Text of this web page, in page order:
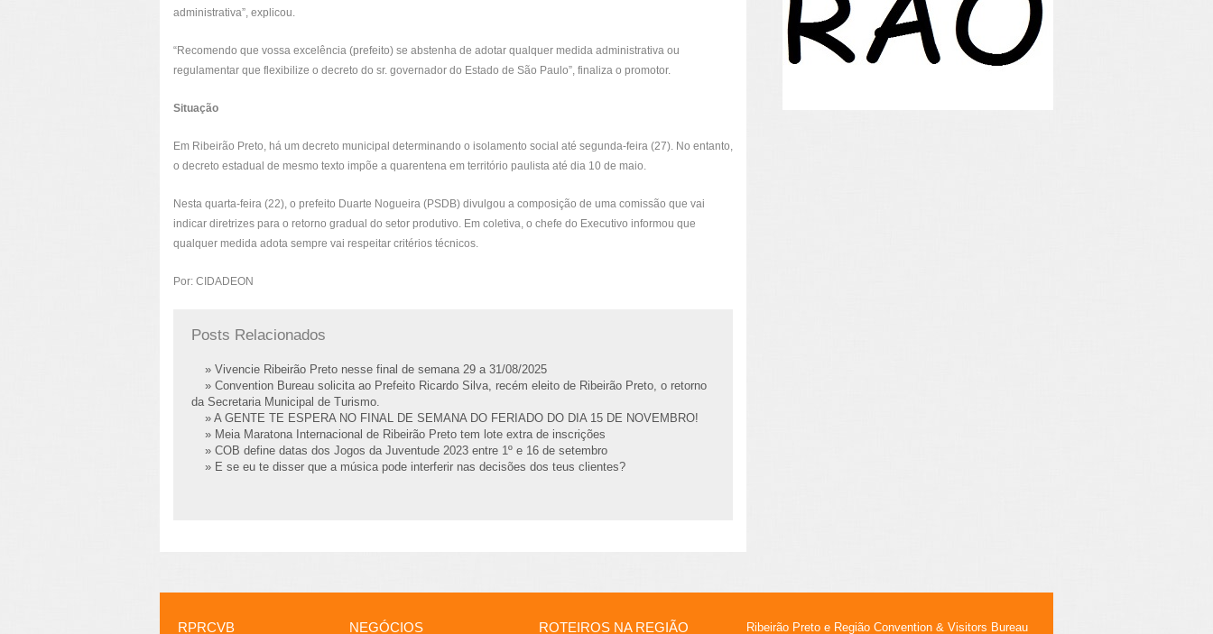
administrativa”, explicou.
“Recomendo que vossa excelência (prefeito) se abstenha de adotar qualquer medida administrativa ou
regulamentar que flexibilize o decreto do sr. governador do Estado de São Paulo”, finaliza o promotor.
Situação
Em Ribeirão Preto, há um decreto municipal determinando o isolamento social até segunda-feira (27). No entanto,
o decreto estadual de mesmo texto impõe a quarentena em território paulista até dia 10 de maio.
Nesta quarta-feira (22), o prefeito Duarte Nogueira (PSDB) divulgou a composição de uma comissão que vai
indicar diretrizes para o retorno gradual do setor produtivo. Em coletiva, o chefe do Executivo informou que
qualquer medida adota sempre vai respeitar critérios técnicos.
Por: CIDADEON
Posts Relacionados
» Vivencie Ribeirão Preto nesse final de semana 29 a 31/08/2025
» Convention Bureau solicita ao Prefeito Ricardo Silva, recém eleito de Ribeirão Preto, o retorno
da Secretaria Municipal de Turismo.
» A GENTE TE ESPERA NO FINAL DE SEMANA DO FERIADO DO DIA 15 DE NOVEMBRO!
» Meia Maratona Internacional de Ribeirão Preto tem lote extra de inscrições
» COB define datas dos Jogos da Juventude 2023 entre 1º e 16 de setembro
» E se eu te disser que a música pode interferir nas decisões dos teus clientes?
RPRCVB NEGÓCIOS ROTEIROS NA REGIÃO Ribeirão Preto e Região Convention & Visitors Bureau